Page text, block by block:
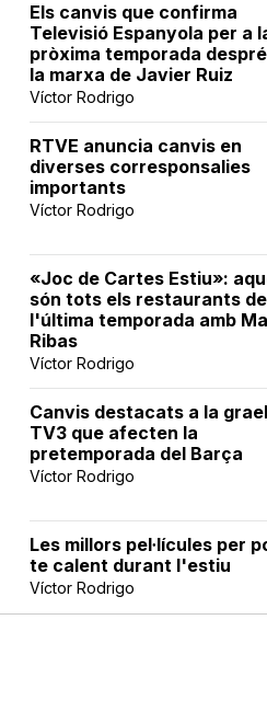
Els canvis que confirma
Televisió Espanyola per a
pròxima temporada
la marxa de Javier Ruiz
Víctor Rodrigo
RTVE anuncia canvis en
diverses corresponsalies
importants
Víctor Rodrigo
«Joc de Cartes Estiu»:
són tots els restaurants de
l'última temporada amb
Ribas
Víctor Rodrigo
Canvis destacats a la
TV3 que afecten la
pretemporada del Barça
Víctor Rodrigo
Les millors pel·lícules per
te calent durant l'estiu
Víctor Rodrigo